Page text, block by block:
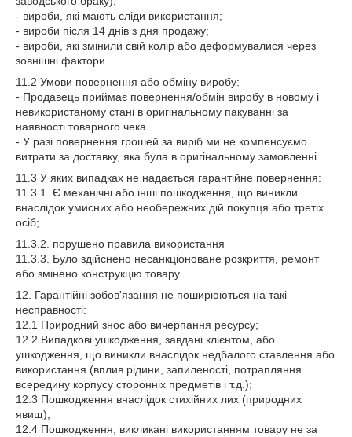
- вироби, які мають сліди використання;
- вироби після 14 днів з дня продажу;
- вироби, які змінили свій колір або деформувалися через
зовнішні фактори.
11.2 Умови повернення або обміну виробу:
- Продавець приймає повернення/обмін виробу в новому і
невикористаному стані в оригінальному пакуванні за
наявності товарного чека.
- У разі повернення грошей за виріб ми не компенсуємо
витрати за доставку, яка була в оригінальному замовленні.
11.3 У яких випадках не надається гарантійне повернення:
11.3.1. Є механічні або інші пошкодження, що виникли
внаслідок умисних або необережних дій покупця або третіх
осіб;
11.3.2. порушено правила використання
11.3.3. Було здійснено несанкціоноване розкриття, ремонт
або змінено конструкцію товару
12. Гарантійні зобов'язання не поширюються на такі
несправності:
12.1 Природний знос або вичерпання ресурсу;
12.2 Випадкові ушкодження, завдані клієнтом, або
ушкодження, що виникли внаслідок недбалого ставлення або
використання (вплив рідини, запиленості, потрапляння
всередину корпусу сторонніх предметів і т.д.);
12.3 Пошкодження внаслідок стихійних лих (природних
явищ);
12.4 Пошкодження, викликані використанням товару не за